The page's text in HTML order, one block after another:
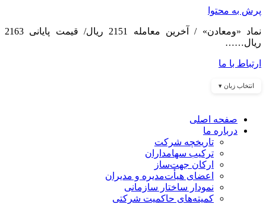
پرش به محتوا
نماد «ومعادن» / آخرین معامله 2151 ریال/ قیمت پایانی 2163
ریال……
ارتباط با ما
انتخاب زبان ▾
صفحه اصلی
درباره ما
تاریخچه شرکت
ترکیب سهامداران
ارکان جهت‌ساز
اعضای هیأت‌مدیره و مدیران
نمودار ساختار سازمانی
کمیته‌های حاکمیت شرکتی